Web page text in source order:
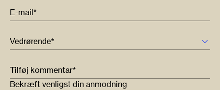
E-mail*
Tilføj kommentar*
Bekræft venligst din anmodning